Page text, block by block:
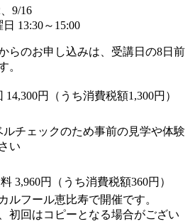
9/16
13:30～15:00
らのお申し込みは、受講日の8日前
。
14,300円（うち消費税額1,300円）
ルチェックのため事前の見学や体験
い
3,960円（うち消費税額360円）
ルフール恵比寿で開催です。
初回はコピーとなる場合がござい